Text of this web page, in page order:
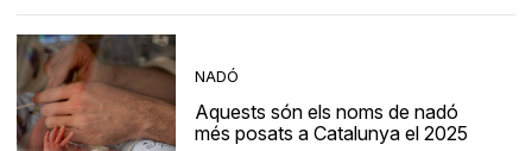
NADÓ
Aquests són els noms de nadó
més posats a Catalunya el 2025